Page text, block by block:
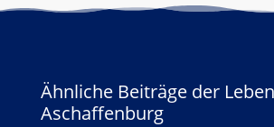
Ähnliche Beiträge der
Aschaffenburg